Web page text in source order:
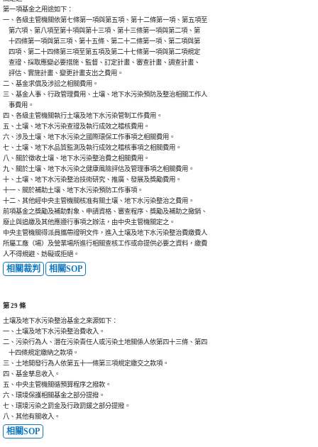
第一項基金之用途如下：
一、各級主管機關依第七條第一項與第五項、第十二條第一項、第五項至
    第六項、第八項至第十項與第十三項、第十三條第一項與第二項、第
    十四條第一項與第三項、第十五條、第二十二條第一項、第二項與第
    四項、第二十四條第三項至第五項及第二十七條第一項與第二項規定
    查證、採取應變必要措施、監督、訂定計畫、審查計畫、調查計畫、
    評估、實施計畫、變更計畫支出之費用。
二、基金求償及涉訟之相關費用。
三、基金人事、行政管理費用、土壤、地下水污染預防及整治相關工作人
    事費用。
四、各級主管機關執行土壤及地下水污染管制工作費用。
五、土壤、地下水污染查證及執行成效之稽核費用。
六、涉及土壤、地下水污染之國際環保工作事項之相關費用。
七、土壤、地下水品質監測及執行成效之稽核事項之相關費用。
八、關於徵收土壤、地下水污染整治費之相關費用。
九、關於土壤、地下水污染之健康風險評估及管理事項之相關費用。
十、土壤、地下水污染整治技術研究、推廣、發展及獎勵費用。
十一、關於補助土壤、地下水污染預防工作事項。
十二、其他經中央主管機關核准有關土壤、地下水污染整治之費用。
前項基金之獎勵及補助對象、申請資格、審查程序、獎勵及補助之撤銷、
廢止與追繳及其他應遵行事項之辦法，由中央主管機關定之。
中央主管機關得派員攜帶證明文件，進入土壤及地下水污染整治費繳費人
所屬工廠（場）及營業場所進行相關查核工作或命提供必要之資料，繳費
人不得規避、妨礙或拒絕。
相關裁判 相關SOP
第 29 條
土壤及地下水污染整治基金之來源如下：
一、土壤及地下水污染整治費收入。
二、污染行為人、潛在污染責任人或污染土地關係人依第四十三條、第四
    十四條規定繳納之款項。
三、土地開發行為人依第五十一條第三項規定繳交之款項。
四、基金孳息收入。
五、中央主管機關循預算程序之撥款。
六、環境保護相關基金之部分提撥。
七、環境污染之罰金及行政罰鍰之部分提撥。
八、其他有關收入。
相關SOP